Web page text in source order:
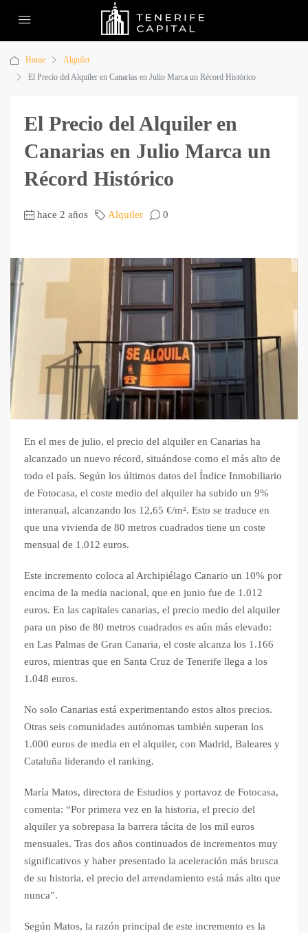
Home
Alquiler
El Precio del Alquiler en Canarias en Julio Marca un Récord Histórico
El Precio del Alquiler en
Canarias en Julio Marca un
Récord Histórico
hace 2 años Alquiler 0
En el mes de julio, el precio del alquiler en Canarias ha
alcanzado un nuevo récord, situándose como el más alto de
todo el país. Según los últimos datos del Índice Inmobiliario
de Fotocasa, el coste medio del alquiler ha subido un 9%
interanual, alcanzando los 12,65 €/m². Esto se traduce en
que una vivienda de 80 metros cuadrados tiene un coste
mensual de 1.012 euros.
Este incremento coloca al Archipiélago Canario un 10% por
encima de la media nacional, que en junio fue de 1.012
euros. En las capitales canarias, el precio medio del alquiler
para un piso de 80 metros cuadrados es aún más elevado:
en Las Palmas de Gran Canaria, el coste alcanza los 1.166
euros, mientras que en Santa Cruz de Tenerife llega a los
1.048 euros.
No solo Canarias está experimentando estos altos precios.
Otras seis comunidades autónomas también superan los
1.000 euros de media en el alquiler, con Madrid, Baleares y
Cataluña liderando el ranking.
María Matos, directora de Estudios y portavoz de Fotocasa,
comenta: “Por primera vez en la historia, el precio del
alquiler ya sobrepasa la barrera tácita de los mil euros
mensuales. Tras dos años continuados de incrementos muy
significativos y haber presentado la aceleración más brusca
de su historia, el precio del arrendamiento está más alto que
nunca”.
Según Matos, la razón principal de este incremento es la